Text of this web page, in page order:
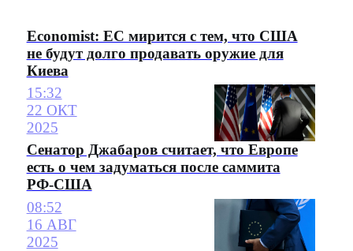
Economist: ЕС мирится с тем, что США
не будут долго продавать оружие для
Киева
15:32
22 ОКТ
2025
Сенатор Джабаров считает, что Европе
есть о чем задуматься после саммита
РФ-США
08:52
16 АВГ
2025